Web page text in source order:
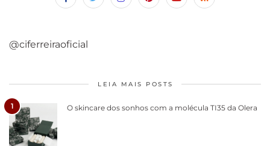
@ciferreiraoficial
LEIA MAIS POSTS
1 O skincare dos sonhos com a molécula TI35 da Olera